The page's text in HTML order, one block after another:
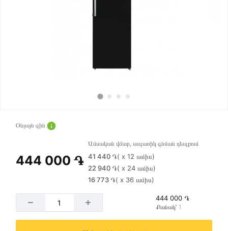
Օնլայն գին
444 000 ֏
Ամսական վճար, ապառիկ գնման դեպքում
41 440 ֏( x 12 ամիս)
22 940 ֏( x 24 ամիս)
16 773 ֏( x 36 ամիս)
444 000 ֏
Քանակ՝ 1